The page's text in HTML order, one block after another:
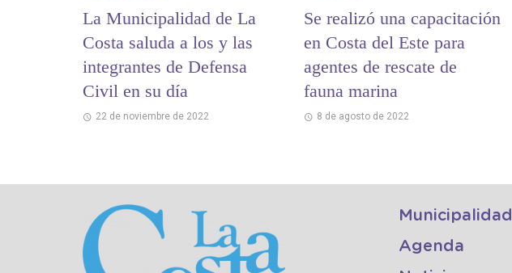
La Municipalidad de La
Costa saluda a los y las
integrantes de Defensa
Civil en su día
22 de noviembre de 2022
Se realizó una capacitación
en Costa del Este para
agentes de rescate de
fauna marina
8 de agosto de 2022
Municipalidad
Agenda